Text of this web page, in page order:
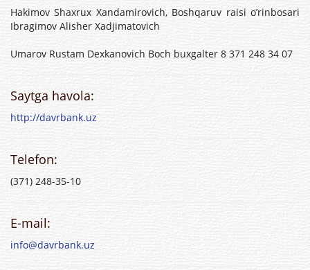
Hakimov Shaxrux Xandamirovich, Boshqaruv raisi o’rinbosari
Ibragimov Alisher Xadjimatovich
Umarov Rustam Dexkanovich Boch buxgalter 8 371 248 34 07
Saytga havola:
http://davrbank.uz
Telefon:
(371) 248-35-10
E-mail:
info@davrbank.uz